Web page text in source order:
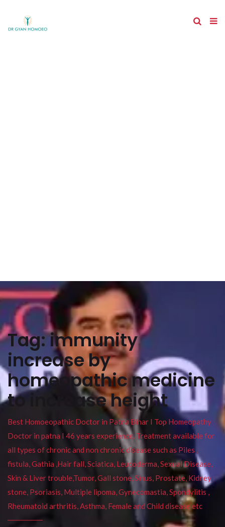
Tag:immunity
increase by
homeopathic medicine
to increase height
Best Homoeopathic Doctor in Patna Bihar I Top Homeopathy
Doctor in patna I 46 years experience. Treatment available for
all types of chronic and non chronic disease such as Piles ,
fistula, Gathia ,Hair fall, Sciatica, Leucoderma, Sexual Disease,
Skin & Liver trouble,Tumor, Gall stone, Sinus, Prostate, Kidney
stone, Psoriasis, Multiple lipoma, Gynecomastia, Spondylitis ,
Rheumatoid arthritis, Asthma, Female and Child disease etc